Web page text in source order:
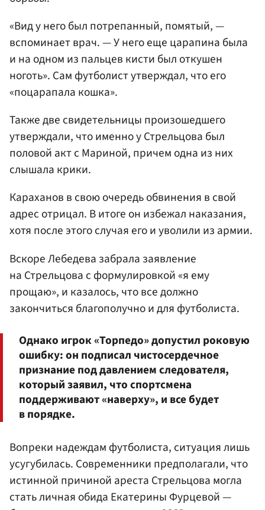
«Вид у него был потрепанный, помятый, —
вспоминает врач. — У него еще царапина была
и на одном из пальцев кисти был откушен
ноготь». Сам футболист утверждал, что его
«поцарапала кошка».
Также две свидетельницы произошедшего
утверждали, что именно у Стрельцова был
половой акт с Мариной, причем одна из них
слышала крики.
Караханов в свою очередь обвинения в свой
адрес отрицал. В итоге он избежал наказания,
хотя после этого случая его и уволили из армии.
Вскоре Лебедева забрала заявление
на Стрельцова с формулировкой «я ему
прощаю», и казалось, что все должно
закончиться благополучно и для футболиста.
Однако игрок «Торпедо» допустил роковую
ошибку: он подписал чистосердечное
признание под давлением следователя,
который заявил, что спортсмена
поддерживают «наверху», и все будет
в порядке.
Вопреки надеждам футболиста, ситуация лишь
усугубилась. Современники предполагали, что
истинной причиной ареста Стрельцова могла
стать личная обида Екатерины Фурцевой —